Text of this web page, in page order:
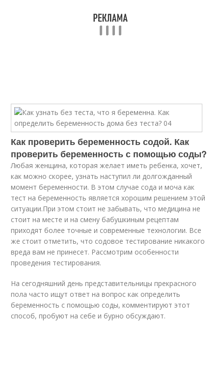
Как проверить беременность содой. Как
проверить беременность с помощью соды?
Любая женщина, которая желает иметь ребенка, хочет,
как можно скорее, узнать наступил ли долгожданный
момент беременности. В этом случае сода и моча как
тест на беременность является хорошим решением этой
ситуации.При этом стоит не забывать, что медицина не
стоит на месте и на смену бабушкиным рецептам
приходят более точные и современные технологии. Все
же стоит отметить, что содовое тестирование никакого
вреда вам не принесет. Рассмотрим особенности
проведения тестирования.
На сегодняшний день представительницы прекрасного
пола часто ищут ответ на вопрос как определить
беременность с помощью соды, комментируют этот
способ, пробуют на себе и бурно обсуждают.